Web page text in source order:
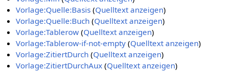
Vorlage:Quelle:Basis (Quelltext anzeigen)
Vorlage:Quelle:Buch (Quelltext anzeigen)
Vorlage:Tablerow (Quelltext anzeigen)
Vorlage:Tablerow-if-not-empty (Quelltext anzeigen)
Vorlage:ZitiertDurch (Quelltext anzeigen)
Vorlage:ZitiertDurchAux (Quelltext anzeigen)